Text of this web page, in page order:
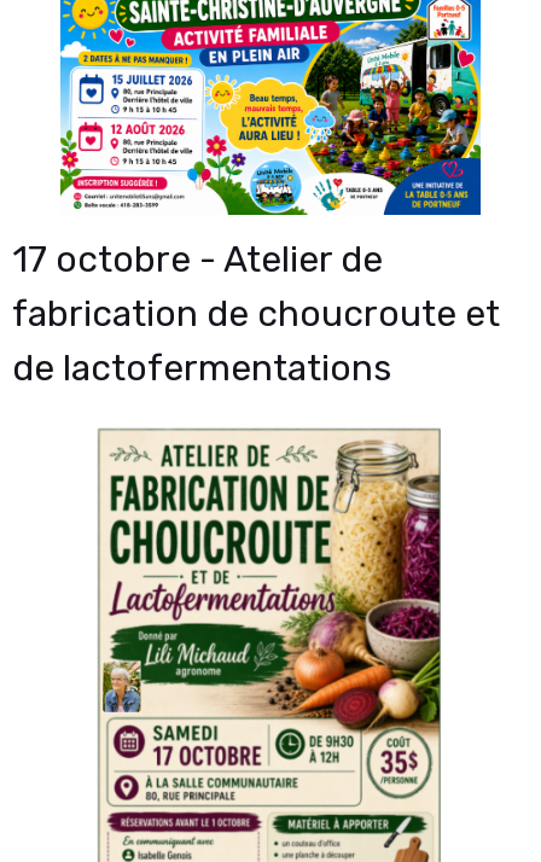
17 octobre - Atelier de
fabrication de choucroute et
de lactofermentations